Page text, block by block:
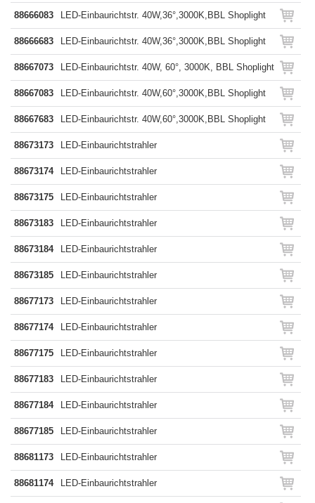
88666083 LED-Einbaurichtstr. 40W,36°,3000K,BBL Shoplight
88666683 LED-Einbaurichtstr. 40W,36°,3000K,BBL Shoplight
88667073 LED-Einbaurichtstr. 40W, 60°, 3000K, BBL Shoplight
88667083 LED-Einbaurichtstr. 40W,60°,3000K,BBL Shoplight
88667683 LED-Einbaurichtstr. 40W,60°,3000K,BBL Shoplight
88673173 LED-Einbaurichtstrahler
88673174 LED-Einbaurichtstrahler
88673175 LED-Einbaurichtstrahler
88673183 LED-Einbaurichtstrahler
88673184 LED-Einbaurichtstrahler
88673185 LED-Einbaurichtstrahler
88677173 LED-Einbaurichtstrahler
88677174 LED-Einbaurichtstrahler
88677175 LED-Einbaurichtstrahler
88677183 LED-Einbaurichtstrahler
88677184 LED-Einbaurichtstrahler
88677185 LED-Einbaurichtstrahler
88681173 LED-Einbaurichtstrahler
88681174 LED-Einbaurichtstrahler